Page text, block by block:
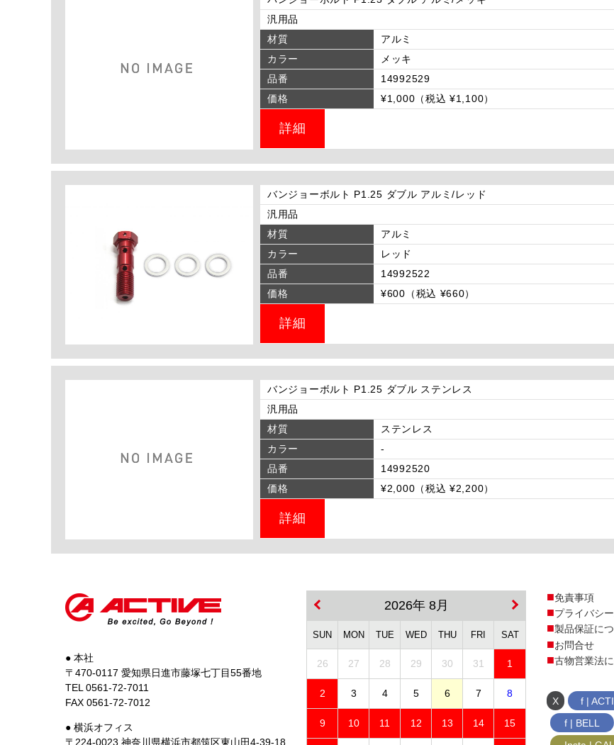
汎用品
材質
アルミ
カラー
メッキ
品番
14992529
価格
¥1,000（税込 ¥1,100）
詳細
バンジョーボルト P1.25 ダブル アルミ/レッド
汎用品
材質
アルミ
カラー
レッド
品番
14992522
価格
¥600（税込 ¥660）
詳細
バンジョーボルト P1.25 ダブル ステンレス
汎用品
材質
ステンレス
カラー
-
品番
14992520
価格
¥2,000（税込 ¥2,200）
詳細
● 本社
〒470-0117 愛知県日進市藤塚七丁目55番地
TEL 0561-72-7011
FAX 0561-72-7012
● 横浜オフィス
〒224-0023 神奈川県横浜市都筑区東山田4-39-18
2026年 8月
SUN MON TUE WED THU FRI SAT
26 27 28 29 30 31 1
2 3 4 5 6 7 8
9 10 11 12 13 14 15
免責事項
プライバシ
製品保証に
お問合せ
古物営業法
X f |
f | BELL